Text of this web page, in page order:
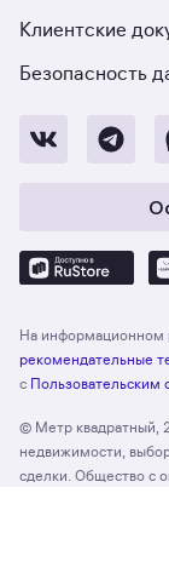
Клиентские
Безопасность
На информационном
рекомендательные
с Пользовательским
© Метр квадратный,
недвижимости,
сделки. Общество с